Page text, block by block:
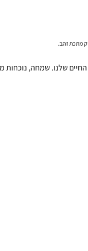
מתכת זהב.
שלנו. שמחה, נוכחות